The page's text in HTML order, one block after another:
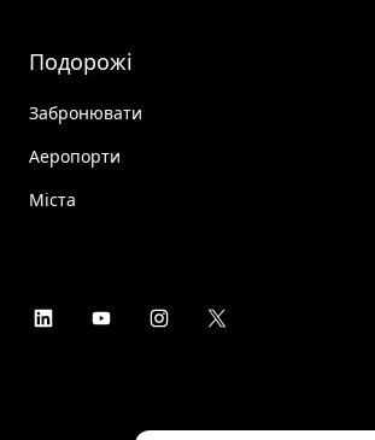
Подорожі
Забронювати
Аеропорти
Міста